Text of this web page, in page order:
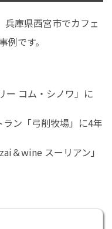
庫県西宮市でカフェ
です。
ー コム・シノワ」に
ン「弓削牧場」に4年
＆wine スーリアン」